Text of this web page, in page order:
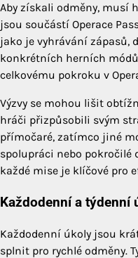
Aby získali odměny, musí
jsou součástí Operace
jako je vyhrávání zápasů,
konkrétních herních
celkovému pokroku v
Výzvy se mohou lišit
hráči přizpůsobili svým
přímočaré, zatímco jiné
spolupráci nebo pokročilé
každé mise je klíčové pro
Každodenní a týdenní
Každodenní úkoly jsou
splnit pro rychlé odměny.